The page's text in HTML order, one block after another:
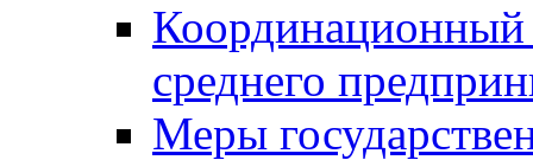
Координационный
среднего
Меры